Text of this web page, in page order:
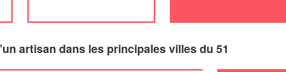
artisan dans les principales villes du 51